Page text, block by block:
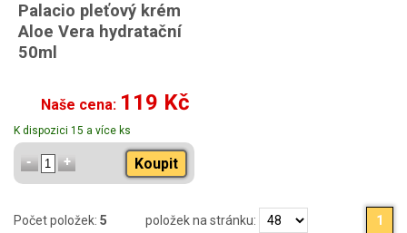
Palacio pleťový krém
Aloe Vera hydratační
50ml
Naše cena: 119 Kč
K dispozici 15 a více ks
Koupit
Počet položek: 5 položek na stránku: 1